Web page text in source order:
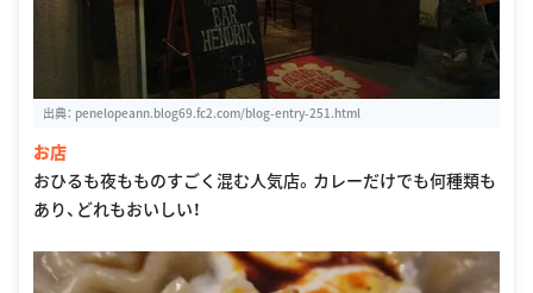
出典： penelopeann.blog69.fc2.com/blog-entry-251.html
お店
おひるも夜もものすごく混む人気店。カレーだけでも何種類も
あり、どれもおいしい！